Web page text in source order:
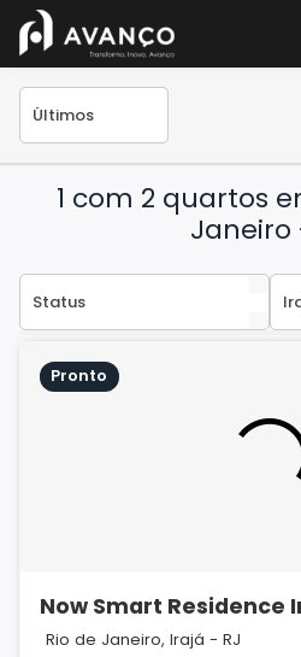
1 com 2 quartos
Janeiro
Pronto
Now Smart Residence
Rio de Janeiro, Irajá - RJ